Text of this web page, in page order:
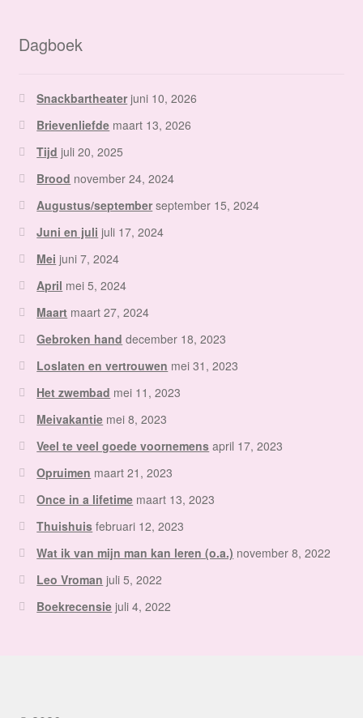
Dagboek
Snackbartheater juni 10, 2026
Brievenliefde maart 13, 2026
Tijd juli 20, 2025
Brood november 24, 2024
Augustus/september september 15, 2024
Juni en juli juli 17, 2024
Mei juni 7, 2024
April mei 5, 2024
Maart maart 27, 2024
Gebroken hand december 18, 2023
Loslaten en vertrouwen mei 31, 2023
Het zwembad mei 11, 2023
Meivakantie mei 8, 2023
Veel te veel goede voornemens april 17, 2023
Opruimen maart 21, 2023
Once in a lifetime maart 13, 2023
Thuishuis februari 12, 2023
Wat ik van mijn man kan leren (o.a.) november 8, 2022
Leo Vroman juli 5, 2022
Boekrecensie juli 4, 2022